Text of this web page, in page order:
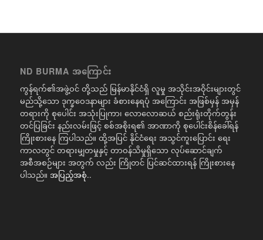
ND BURMA အကြောင်း
ကွန်ရက်၏အဖွဲ့ဝင် တို့သည် မြန်မာနိုင်ငံရှိ လူမှု အသိုင်းအဝိုင်းများတွင်
မည်သို့သော ဒုက္ခဝေဒနာများ ခံစားနေရပုံ အကြောင်း အဖြစ်မှန် အမှန်
တရားကို စုပေါင်း အသုံးပြုကာ၊ လောလောဆယ် စည်းရုံးတိုက်တွန်း
တင်ပြခြင်း နည်းလမ်းဖြင့် စစ်အစိုးရ၏ အာဏာကို စုပေါင်းစိန်ခေါ်ရန်
ကြိုးစားနေ ကြပါသည်။ ထို့အပြင် နိုင်ငံရေး အသွင်ကူးပြောင်း ရေး
ကာလတွင် တရားမျှတမှုနှင့် တာဝန်သိမှုရှိသော လုပ်ဆောင်ချက်
အစီအစဉ်များ အတွက် လည်း ကြိုတင် ပြင်ဆင်ထားရန် ကြိုးစားနေ
ပါသည်။ အပြည့်အစုံ..